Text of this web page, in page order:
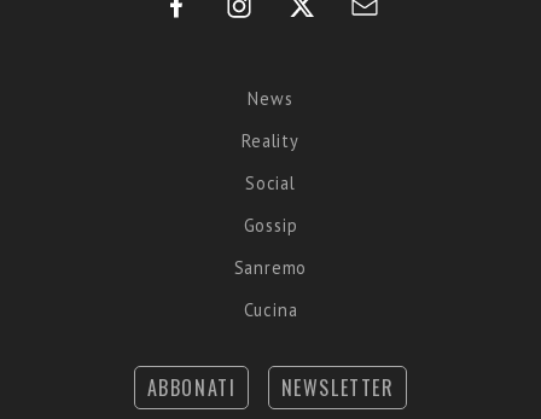
News
Reality
Social
Gossip
Sanremo
Cucina
ABBONATI NEWSLETTER